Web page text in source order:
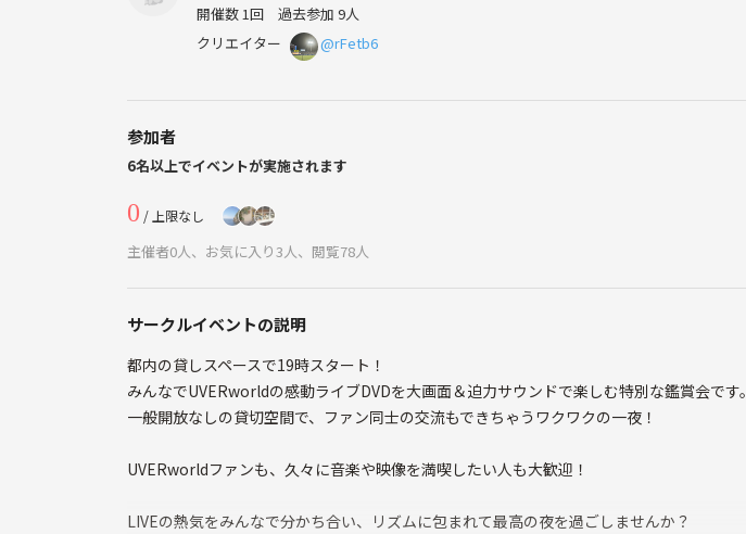
開催数 1回 過去参加 9人
クリエイター
@rFetb6
参加者
6名以上でイベントが実施されます
0 / 上限なし
主催者0人、お気に入り3人、閲覧78人
サークルイベントの説明
都内の貸しスペースで19時スタート！
みんなでUVERworldの感動ライブDVDを大画面＆迫力サウンドで楽しむ特別な鑑賞会です。
一般開放なしの貸切空間で、ファン同士の交流もできちゃうワクワクの一夜！
UVERworldファンも、久々に音楽や映像を満喫したい人も大歓迎！
LIVEの熱気をみんなで分かち合い、リズムに包まれて最高の夜を過ごしませんか？